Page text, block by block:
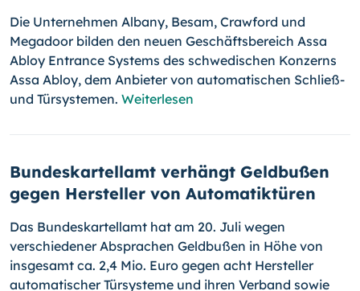
Die Unternehmen Albany, Besam, Crawford und
Megadoor bilden den neuen Geschäftsbereich Assa
Abloy Entrance Systems des schwedischen Konzerns
Assa Abloy, dem Anbieter von automatischen Schließ-
und Türsystemen. Weiterlesen
Bundeskartellamt verhängt Geldbußen
gegen Hersteller von Automatiktüren
Das Bundeskartellamt hat am 20. Juli wegen
verschiedener Absprachen Geldbußen in Höhe von
insgesamt ca. 2,4 Mio. Euro gegen acht Hersteller
automati­scher Türsysteme und ihren Verband sowie